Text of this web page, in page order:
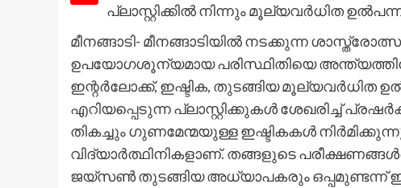
പ്ലാസ്റ്റിക്കിൽ നിന്നും മൂല്യവർധിത
മീനങ്ങാടി- മീനങ്ങാടിയിൽ നടക്കുന്ന
ഉപയോഗശൂന്യമായ പരിസ്ഥിതിയെ
ഇന്റർലോക്ക്, ഇഷ്ടിക, തുടങ്ങിയ മൂല്യവർധിത
എറിയപ്പെടുന്ന പ്ലാസ്റ്റിക്കുകൾ ശേഖരിച്ച്
തികച്ചും ഗുണമേന്മയുള്ള ഇഷ്ടികകൾ
വിദ്യാർത്ഥിനികളാണ്. തങ്ങളുടെ
ജയ്സൺ തുടങ്ങിയ അധ്യാപകരും ഒപ്പമുണ്ടന്ന്